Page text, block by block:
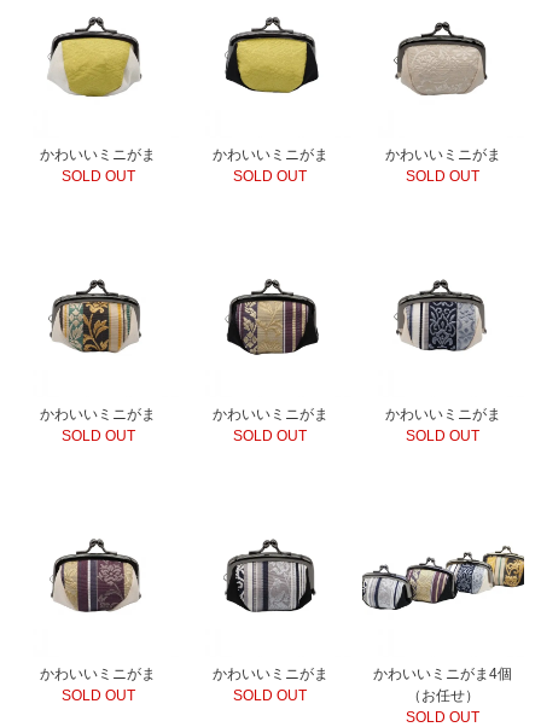
かわいいミニがま
SOLD OUT
かわいいミニがま
SOLD OUT
かわいいミニがま
SOLD OUT
かわいいミニがま
SOLD OUT
かわいいミニがま
SOLD OUT
かわいいミニがま
SOLD OUT
かわいいミニがま
SOLD OUT
かわいいミニがま
SOLD OUT
かわいいミニがま4個
（お任せ）
SOLD OUT